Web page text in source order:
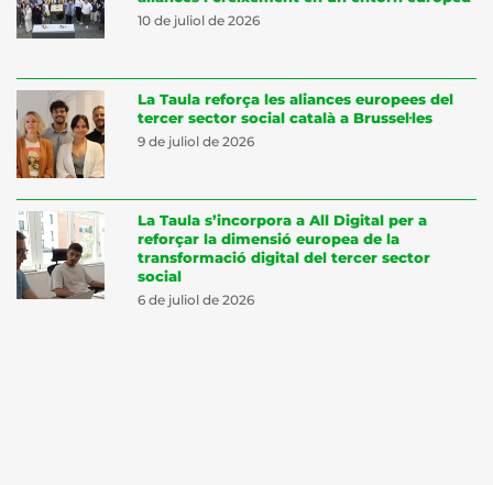
10 de juliol de 2026
La Taula reforça les aliances europees del
tercer sector social català a Brussel·les
9 de juliol de 2026
La Taula s’incorpora a All Digital per a
reforçar la dimensió europea de la
transformació digital del tercer sector
social
6 de juliol de 2026